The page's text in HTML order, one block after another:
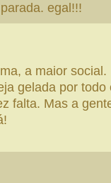
egal!!!
a maior
gelada por todo
falta. Mas a